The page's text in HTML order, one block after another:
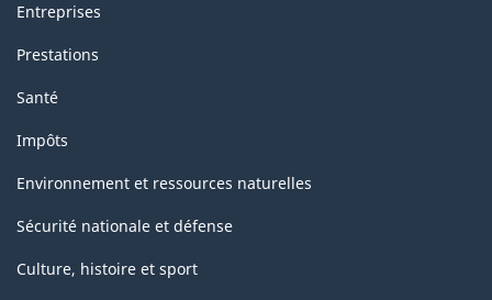
Entreprises
Prestations
Santé
Impôts
Environnement et ressources naturelles
Sécurité nationale et défense
Culture, histoire et sport